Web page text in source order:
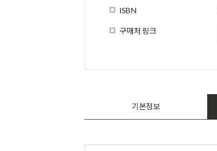
ISBN
구매처 링크
기본정보